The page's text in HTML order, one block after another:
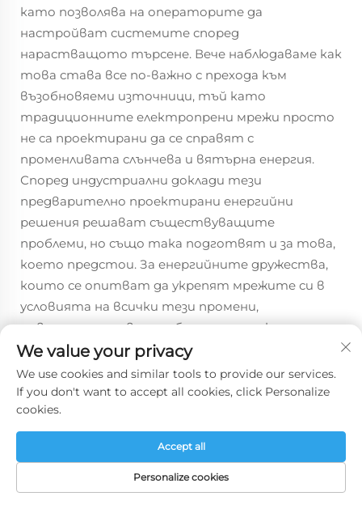
като позволява на операторите да
настройват системите според
нарастващото търсене. Вече наблюдаваме как
това става все по-важно с прехода към
възобновяеми източници, тъй като
традиционните електропрени мрежи просто
не са проектирани да се справят с
променливата слънчева и вятърна енергия.
Според индустриални доклади тези
предварително проектирани енергийни
решения решават съществуващите
проблеми, но също така подготвят и за това,
което предстои. За енергийните дружества,
които се опитват да укрепят мрежите си в
условията на всички тези промени,
инвестицията в мащабируеми проекти не е
просто разумна бизнес стратегия – тя е
практически задължителна.
ЧЗВ
Какви са основните компоненти
на енергийни предавателни кули?
We value your privacy
We use cookies and similar tools to provide our services.
If you don't want to accept all cookies, click Personalize
cookies.
Personalize cookies
Accept all